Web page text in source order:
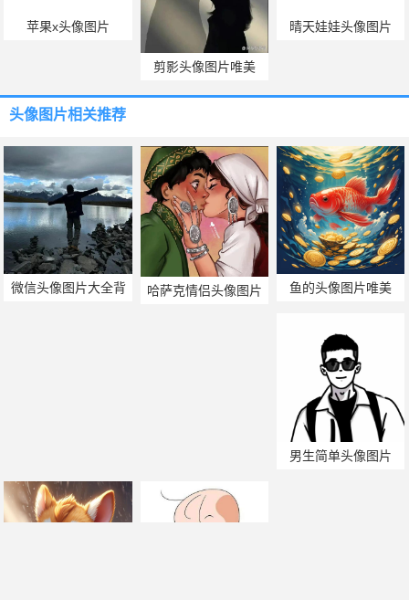
苹果x头像图片
剪影头像图片唯美
晴天娃娃头像图片
头像图片相关推荐
微信头像图片大全背
哈萨克情侣头像图片 鱼的头像图片唯美
男生简单头像图片